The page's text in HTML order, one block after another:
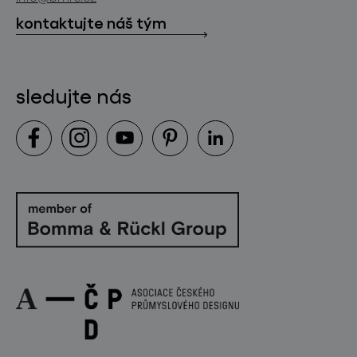
kontaktujte náš tým
sledujte nás